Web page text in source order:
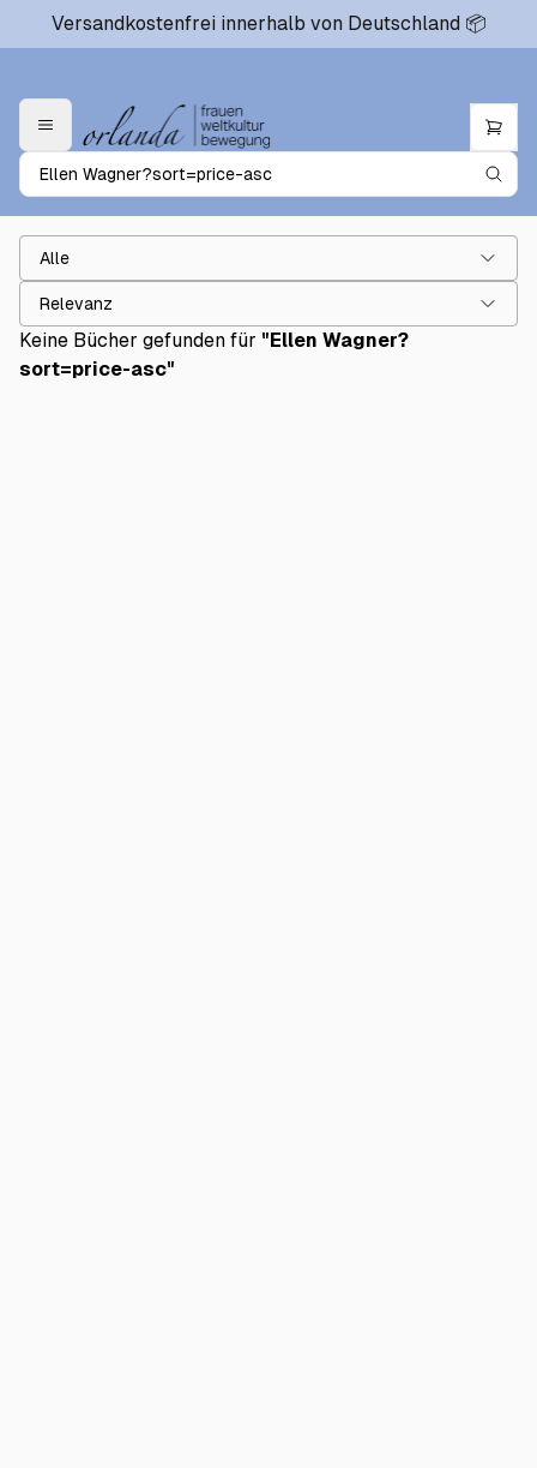
Versandkostenfrei innerhalb von Deutschland 📦
Alle
Keine Bücher gefunden für "Ellen Wagner?
sort=price-asc"
Relevanz